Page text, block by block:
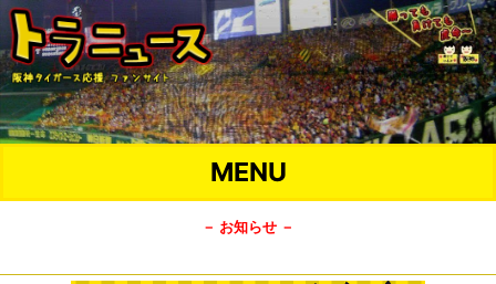
MENU
－ お知らせ －